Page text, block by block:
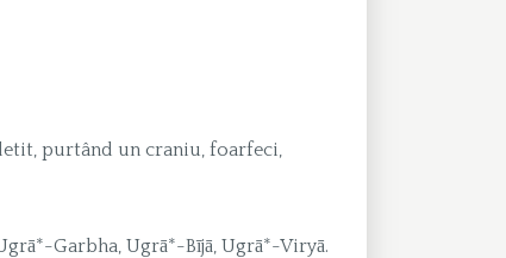
purtând un craniu, foarfeci,
Garbha, Ugrā*-Bījā, Ugrā*-Viryā.